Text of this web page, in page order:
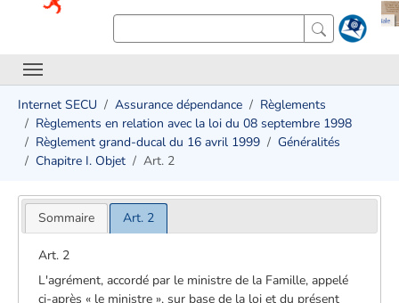
Internet SECU Assurance dépendance
Règlements
Règlements en relation avec la loi du 08 septembre 1998
Règlement grand-ducal du 16 avril 1999
Généralités
Chapitre I. Objet
Art. 2
Sommaire Art. 2
Art. 2
L'agrément, accordé par le ministre de la Famille, appelé
ci-après « le ministre », sur base de la loi et du présent